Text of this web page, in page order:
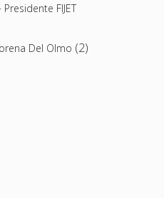
FIJET
Del Olmo (2)